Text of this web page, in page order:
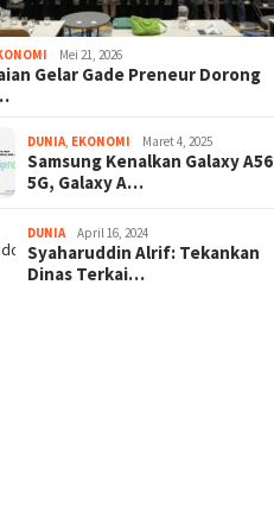
Mei 21, 2026
Gelar Gade Preneur Dorong
DUNIA, EKONOMI Maret 4, 2025
Samsung Kenalkan Galaxy A56
5G, Galaxy A…
DUNIA April 16, 2024
Syaharuddin Alrif: Tekankan
Dinas Terkai…